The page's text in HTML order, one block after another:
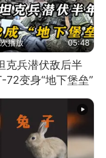
播放 05:48
克兵潜伏敌后半
72变身“地下堡垒”